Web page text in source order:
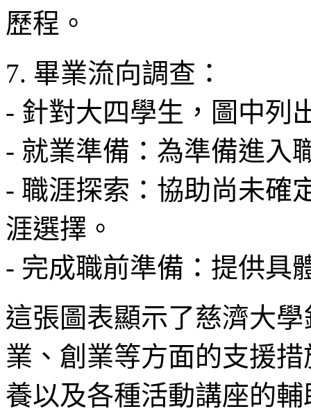
歷程。
7. 畢業流向調查：
- 針對大四學生，圖中列
- 就業準備：為準備進入
- 職涯探索：協助尚未確
涯選擇。
- 完成職前準備：提供具
這張圖表顯示了慈濟大
業、創業等方面的支援
養以及各種活動講座的